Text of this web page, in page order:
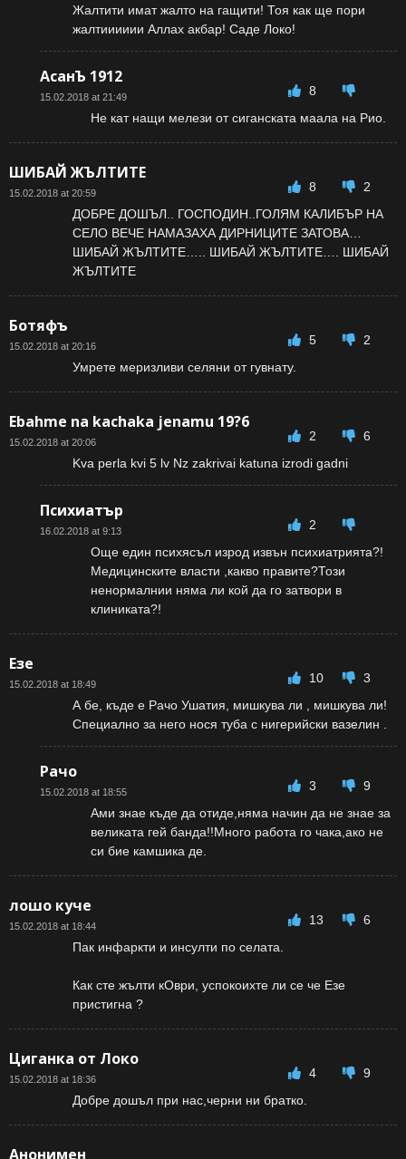
Жалтити имат жалто на гащити! Тоя как ще пори
жалтииииии Аллах акбар! Саде Локо!
АсанЪ 1912
15.02.2018 at 21:49
8
Не кат нащи мелези от сиганската маала на Рио.
ШИБАЙ ЖЪЛТИТЕ
15.02.2018 at 20:59 8
2
ДОБРЕ ДОШЪЛ.. ГОСПОДИН..ГОЛЯМ КАЛИБЪР НА
СЕЛО ВЕЧЕ НАМАЗАХА ДИРНИЦИТЕ ЗАТОВА…
ШИБАЙ ЖЪЛТИТЕ….. ШИБАЙ ЖЪЛТИТЕ…. ШИБАЙ
ЖЪЛТИТЕ
Ботяфъ
15.02.2018 at 20:16 5
2
Умрете меризливи селяни от гувнату.
Ebahme na kachaka jenamu 19?6
15.02.2018 at 20:06 2
6
Kva perla kvi 5 lv Nz zakrivai katuna izrodi gadni
Психиатър
16.02.2018 at 9:13
2
Още един психясъл изрод извън психиатрията?!
Медицинските власти ,какво правите?Този
ненормалнии няма ли кой да го затвори в
клиниката?!
Езе
15.02.2018 at 18:49 10
3
А бе, къде е Рачо Ушатия, мишкува ли , мишкува ли!
Специално за него нося туба с нигерийски вазелин .
Рачо
15.02.2018 at 18:55 3
9
Ами знае къде да отиде,няма начин да не знае за
великата гей банда!!Много работа го чака,ако не
си бие камшика де.
лошо куче
15.02.2018 at 18:44 13
6
Пак инфаркти и инсулти по селата.
Как сте жълти кОври, успокоихте ли се че Езе
пристигна ?
Циганка от Локо
15.02.2018 at 18:36 4
9
Добре дошъл при нас,черни ни братко.
Анонимен